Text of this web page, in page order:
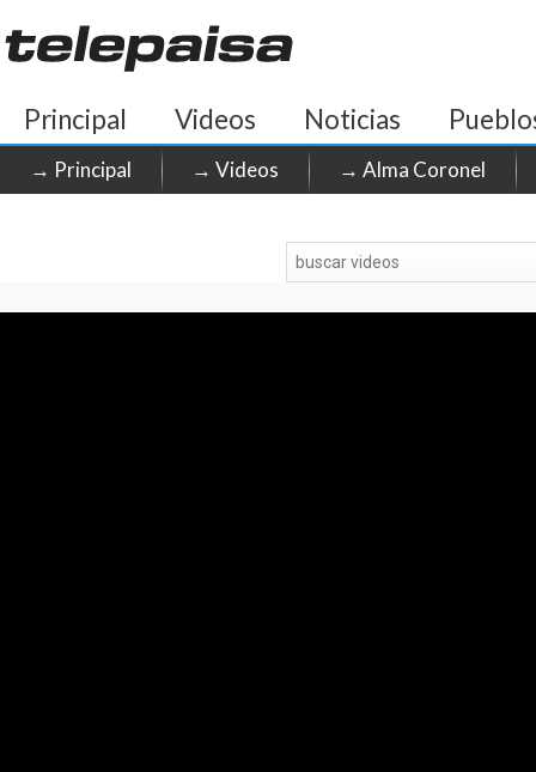
Principal Videos Noticias
→ Principal → Videos → Alma Coronel